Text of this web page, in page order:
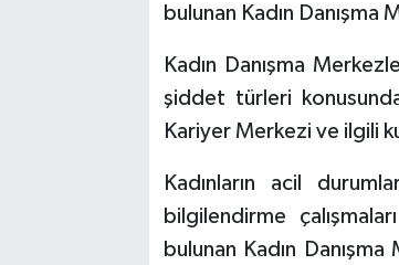
bulunan Kadın Danışma
Kadın Danışma
şiddet türleri
Kariyer Merkezi ve ilgili
Kadınların acil
bilgilendirme
bulunan Kadın